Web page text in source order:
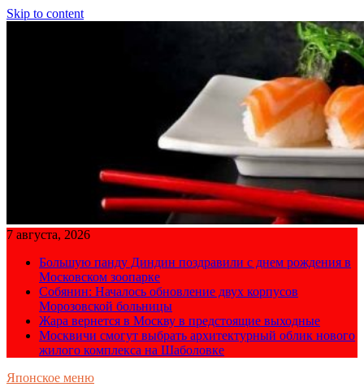
Skip to content
7 августа, 2026
Большую панду Диндин поздравили с днем рождения в
Московском зоопарке
Собянин: Началось обновление двух корпусов
Морозовской больницы
Жара вернется в Москву в предстоящие выходные
Москвичи смогут выбрать архитектурный облик нового
жилого комплекса на Шаболовке
Японское меню